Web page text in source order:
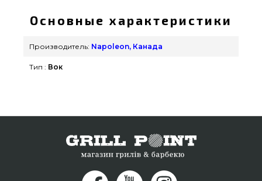
производителя Napoleon, Канада по лучшей
цене всего 2 580 грн. в онлайн каталоге грилей
grillpoint.com.ua Взгляните и купите также
GrillPoint. Напишите прямо сейчас нашим
Николаев, Сумы
Основные характеристики
Производитель: Napoleon, Канада
Тип : Вок